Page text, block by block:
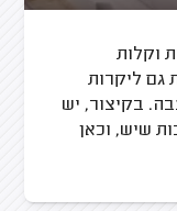
וקלות
גם ליקרות
6,500 ש"ח למצבה. בקיצור, יש
שיש, וכאן